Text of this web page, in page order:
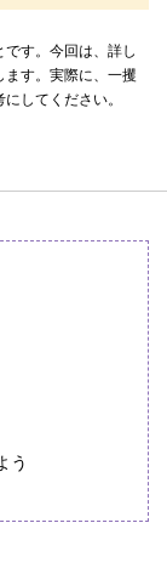
です。今回は、詳し
す。実際に、一攫
してください。
う